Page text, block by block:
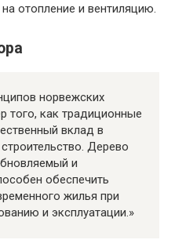
отопление и вентиляцию.
норвежских
того, как традиционные
вклад в
Дерево
и
обеспечить
жилья при
и эксплуатации.»